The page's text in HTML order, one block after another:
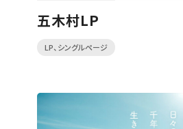
五木村LP
LP、シングルページ